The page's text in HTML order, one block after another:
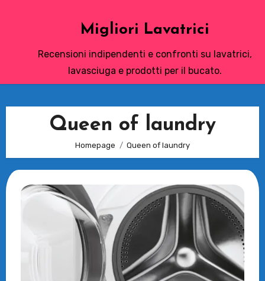
Migliori Lavatrici
Recensioni indipendenti e confronti su lavatrici,
lavasciuga e prodotti per il bucato.
Queen of laundry
Homepage Queen of laundry